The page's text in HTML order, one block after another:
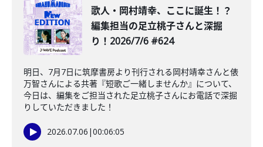
️歌人・岡村靖幸、ここに誕生！？
編集担当の足立桃子さんと深掘
り！2026/7/6 #624
明日、7月7日に筑摩書房より刊行される岡村靖幸さんと俵
万智さんによる共著『短歌ご一緒しませんか』について、
今日は、編集をご担当された足立桃子さんにお電話で深掘
りしていただきました！
2026.07.06 |00:06:05